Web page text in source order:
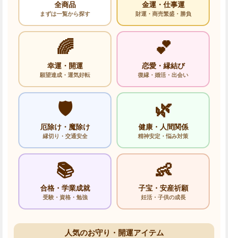
全商品
まずは一覧から探す
金運・仕事運
財運・商売繁盛・勝負
🌈
幸運・開運
願望達成・運気好転
💕
恋愛・縁結び
復縁・婚活・出会い
🛡️
厄除け・魔除け
縁切り・交通安全
🌿
健康・人間関係
精神安定・悩み対策
📚
合格・学業成就
受験・資格・勉強
👶
子宝・安産祈願
妊活・子供の成長
人気のお守り・開運アイテム